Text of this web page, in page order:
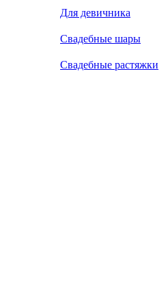
Для девичника
Свадебные шары
Свадебные растяжки